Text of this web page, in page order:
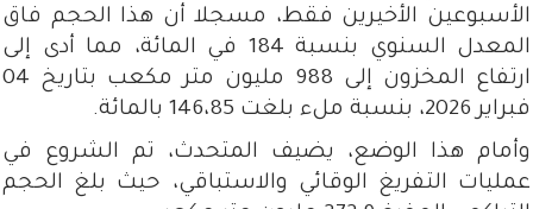
الأسبوعين الأخيرين فقط، مسجلا أن هذا الحجم فاق
المعدل السنوي بنسبة 184 في المائة، مما أدى إلى
ارتفاع المخزون إلى 988 مليون متر مكعب بتاريخ 04
فبراير 2026، بنسبة ملء بلغت 146،85 بالمائة.
وأمام هذا الوضع، يضيف المتحدث، تم الشروع في
عمليات التفريغ الوقائي والاستباقي، حيث بلغ الحجم